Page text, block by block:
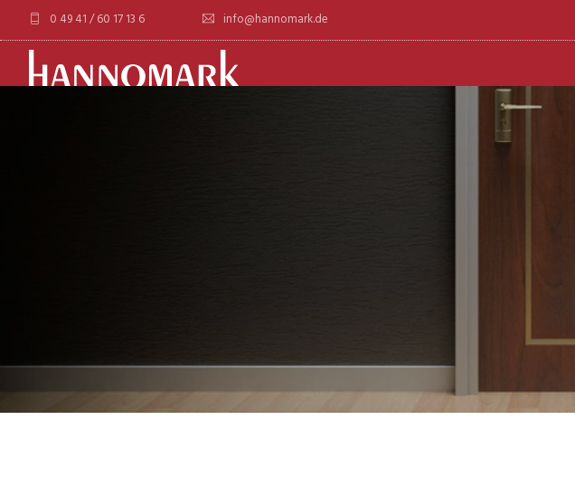
0 49 41 / 60 17 13 6 info@hannomark.de